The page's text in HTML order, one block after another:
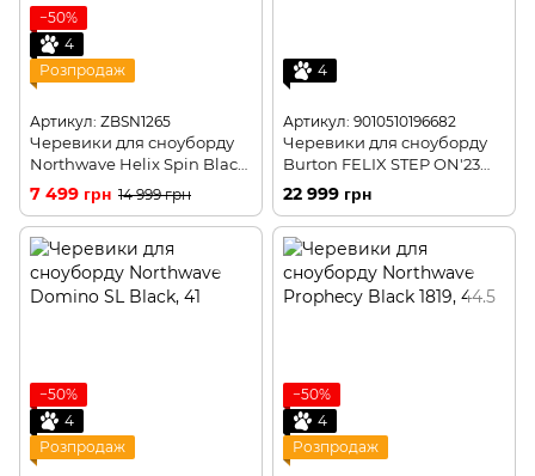
−50%
4
Розпродаж
Артикул: ZBSN1265
Черевики для сноуборду
Northwave Helix Spin Black
37(р)
7 499 грн 14 999 грн
4
Артикул: 9010510196682
Черевики для сноуборду
Burton FELIX STEP ON'23
black 6,5/37,0/23,5
22 999 грн
−50%
4
Розпродаж
−50%
4
Розпродаж